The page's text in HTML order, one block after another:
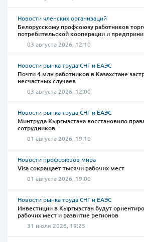
Новости членских организаций
Белорусскому профсоюзу работников
потребительской кооперации и
03 августа 2026, 12:10
Новости рынка труда СНГ и ЕАЭС
Почти 4 млн работников в Казахстане
несчастных случаев
03 августа 2026, 12:00
Новости рынка труда СНГ и ЕАЭС
Минтруда Кыргызстана восстановило
сотрудников
01 августа 2026, 19:10
Новости профсоюзов мира
Visa сокращает тысячи рабочих мест
01 августа 2026, 19:00
Новости рынка труда СНГ и ЕАЭС
Инвестиции в Кыргызстан будут
рабочих мест и развитие регионов
31 июля 2026, 19:25